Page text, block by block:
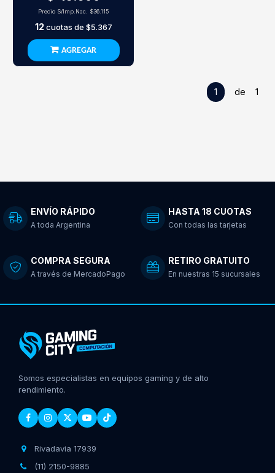
Precio S/Imp.Nac. $36.115
12cuotas de $5.367
AGREGAR
1 de 1
ENVÍO RÁPIDO
A toda Argentina
HASTA 18 CUOTAS
Con todas las tarjetas
COMPRA SEGURA
A través de MercadoPago
RETIRO GRATUITO
En nuestras 15 sucursales
Somos especialistas en equipos gaming y de alto
rendimiento.
Rivadavia 17939
(11) 2150-9885